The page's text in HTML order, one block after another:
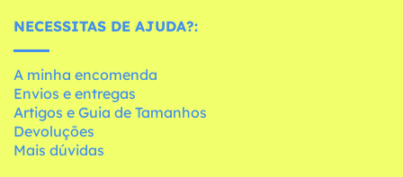
NECESSITAS DE AJUDA?:
A minha encomenda
Envios e entregas
Artigos e Guia de Tamanhos
Devoluções
Mais dúvidas